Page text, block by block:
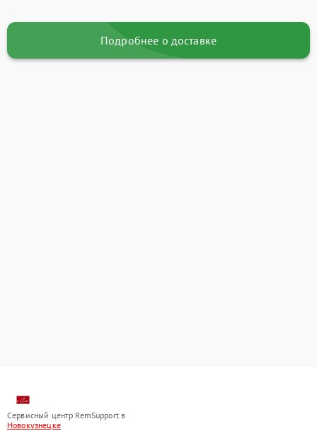
Подробнее о доставке
Сервисный центр RemSupport в
Новокузнецке